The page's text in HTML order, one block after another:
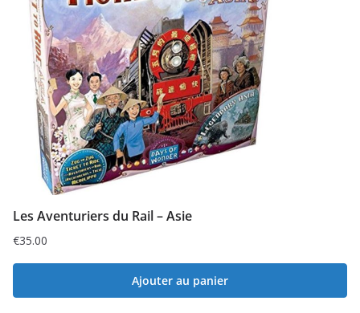
Les Aventuriers du Rail – Asie
€35.00
Ajouter au panier